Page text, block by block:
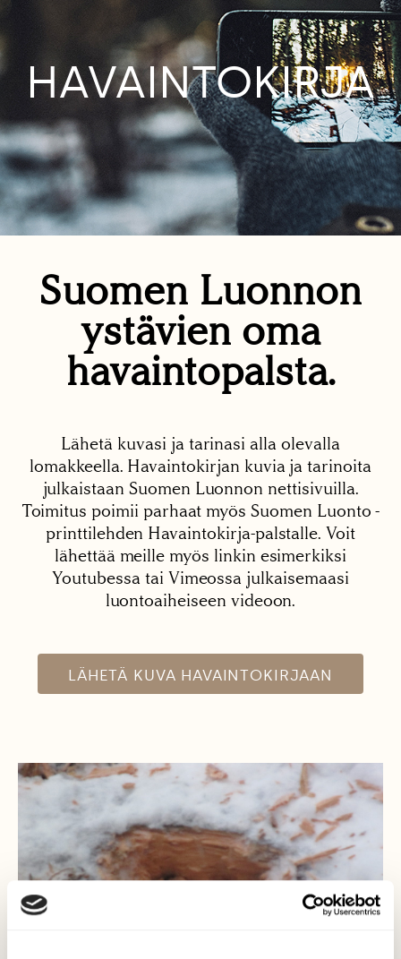
HAVAINTOKIRJA
Suomen Luonnon
ystävien oma
havaintopalsta.
Lähetä kuvasi ja tarinasi alla olevalla
lomakkeella. Havaintokirjan kuvia ja tarinoita
julkaistaan Suomen Luonnon nettisivuilla.
Toimitus poimii parhaat myös Suomen Luonto -
printtilehden Havaintokirja-palstalle. Voit
lähettää meille myös linkin esimerkiksi
Youtubessa tai Vimeossa julkaisemaasi
luontoaiheiseen videoon.
LÄHETÄ KUVA HAVAINTOKIRJAAN